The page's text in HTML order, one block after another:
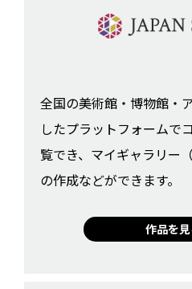
全国の美術館・博物館・
したプラットフォームで
覧でき、マイギャラリー
の作成などができます。
作品を